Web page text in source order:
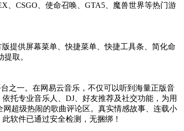
、CSGO、使命召唤、GTA5、魔兽世界等热门游
提供屏幕菜单、快捷菜单、快捷工具条、简化命
取。
之一。在网易云音乐，不仅可以听到海量正版音
托专业音乐人、DJ、好友推荐及社交功能，为用
超级热闹的歌曲评论区。真实情感故事、连载小
软件已通过安全检测，无捆绑！